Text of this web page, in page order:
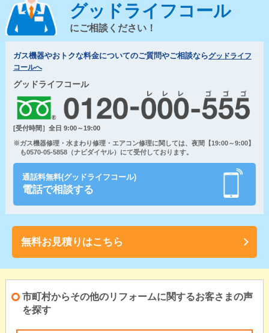
グッドライフコール
にご相談ください！
ガス機器やおトクな料金についてのご質問やご相談ならグッドライフ
コールへ
グッドライフコール
[受付時間］全日 9:00～19:00
※ガス機器修理・水まわり修理・エアコン修理に関しては、夜間【19:00～9:00】
も0570-05-5858（ナビダイヤル）にて受付しております。
通話料無料(グッドライフコール)
電話で相談する
無料お見積りはこちら
市町村からその他のリフォームに関するお客さまの声
を探す